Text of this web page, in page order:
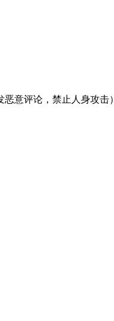
意评论，禁止人身攻击）